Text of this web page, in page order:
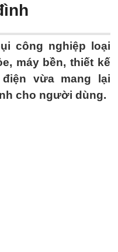
công nghiệp loại
máy bền, thiết kế
vừa mang lại
cho người dùng.